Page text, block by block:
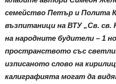
семейство Петър и Полита
възпитаници на ВТУ „Св.
на народните будители – 1
пространството със
изписаното слово на
калиграфията могат да